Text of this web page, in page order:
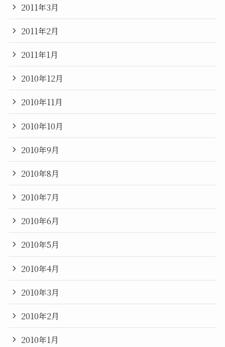
2011年3月
2011年2月
2011年1月
2010年12月
2010年11月
2010年10月
2010年9月
2010年8月
2010年7月
2010年6月
2010年5月
2010年4月
2010年3月
2010年2月
2010年1月